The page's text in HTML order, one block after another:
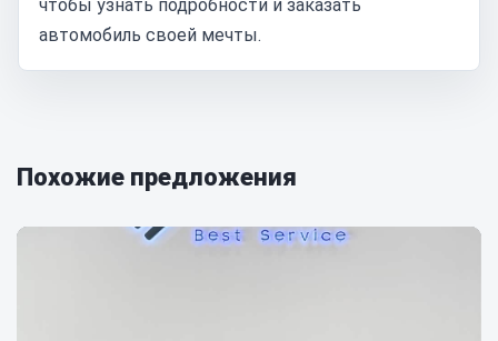
чтобы узнать подробности и заказать
автомобиль своей мечты.
Похожие предложения